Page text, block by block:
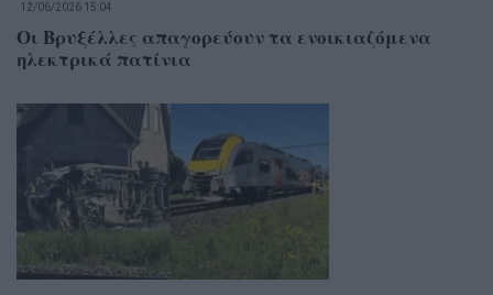
12/06/2026 15:04
Οι Βρυξέλλες απαγορεύουν τα ενοικιαζόμενα
ηλεκτρικά πατίνια